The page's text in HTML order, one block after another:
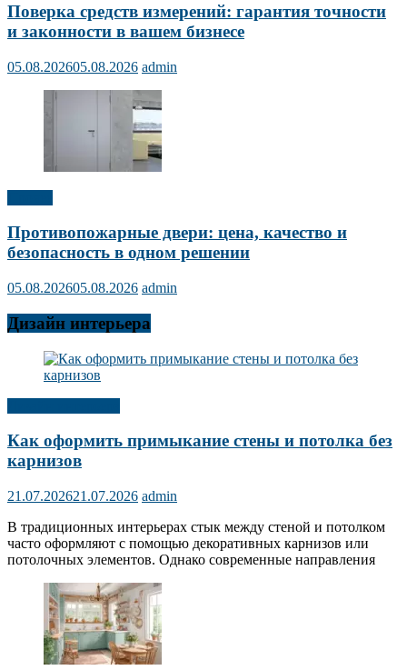
Поверка средств измерений: гарантия точности
и законности в вашем бизнесе
05.08.202605.08.2026 admin
Противопожарные двери: цена, качество и
безопасность в одном решении
05.08.202605.08.2026 admin
Дизайн интерьера
Как оформить примыкание стены и потолка без
карнизов
21.07.202621.07.2026 admin
В традиционных интерьерах стык между стеной и потолком
часто оформляют с помощью декоративных карнизов или
потолочных элементов. Однако современные направления